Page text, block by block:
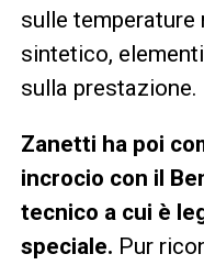
sulle temperature
sintetico,
sulla prestazione.
Zanetti ha poi
incrocio con il
tecnico a cui è
speciale. Pur